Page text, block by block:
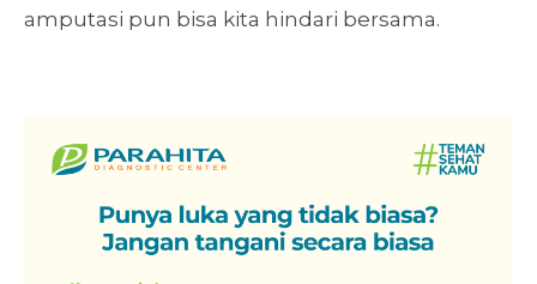
amputasi pun bisa kita hindari bersama.